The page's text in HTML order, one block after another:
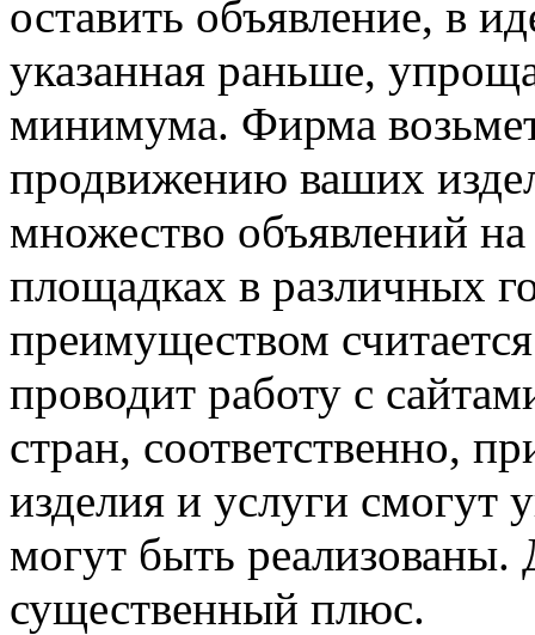
оставить объявление, в
указанная раньше,
минимума. Фирма
продвижению ваших
множество объявлений
площадках в различных
преимуществом
проводит работу с
стран, соответственно,
изделия и услуги смогут
могут быть реализованы.
существенный плюс.